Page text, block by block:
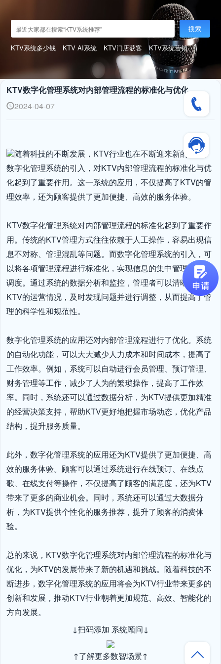
搜索
KTV系统多少钱 KTV AI系统 KTV门店获客 KTV系统营销
KTV数字化管理系统对内部管理流程的标准化与优化
2024-04-07
随着科技的不断发展，KTV行业也在不断迎来新的变革。
数字化管理系统的引入，对KTV内部管理流程的标准化与优
化起到了重要作用。这一系统的应用，不仅提高了KTV的管
理效率，还为顾客提供了更加便捷、高效的服务体验。
KTV数字化管理系统对内部管理流程的标准化起到了重要作
用。传统的KTV管理方式往往依赖于人工操作，容易出现信
息不对称、管理混乱等问题。而数字化管理系统的引入，可
以将各项管理流程进行标准化，实现信息的集中管理和统一
调度。通过系统的数据分析和监控，管理者可以清晰地了解
KTV的运营情况，及时发现问题并进行调整，从而提高了管
理的科学性和规范性。
数字化管理系统的应用还对内部管理流程进行了优化。系统
的自动化功能，可以大大减少人力成本和时间成本，提高了
工作效率。例如，系统可以自动进行会员管理、预订管理、
财务管理等工作，减少了人为的繁琐操作，提高了工作效
率。同时，系统还可以通过数据分析，为KTV提供更加精准
的经营决策支持，帮助KTV更好地把握市场动态，优化产品
结构，提升服务质量。
此外，数字化管理系统的应用还为KTV提供了更加便捷、高
效的服务体验。顾客可以通过系统进行在线预订、在线点
歌、在线支付等操作，不仅提高了顾客的满意度，还为KTV
带来了更多的商业机会。同时，系统还可以通过大数据分
析，为KTV提供个性化的服务推荐，提升了顾客的消费体
验。
总的来说，KTV数字化管理系统对内部管理流程的标准化与
优化，为KTV的发展带来了新的机遇和挑战。随着科技的不
断进步，数字化管理系统的应用将会为KTV行业带来更多的
创新和发展，推动KTV行业朝着更加规范、高效、智能化的
方向发展。
↓扫码添加 系统顾问↓
↑了解更多数智场景↑